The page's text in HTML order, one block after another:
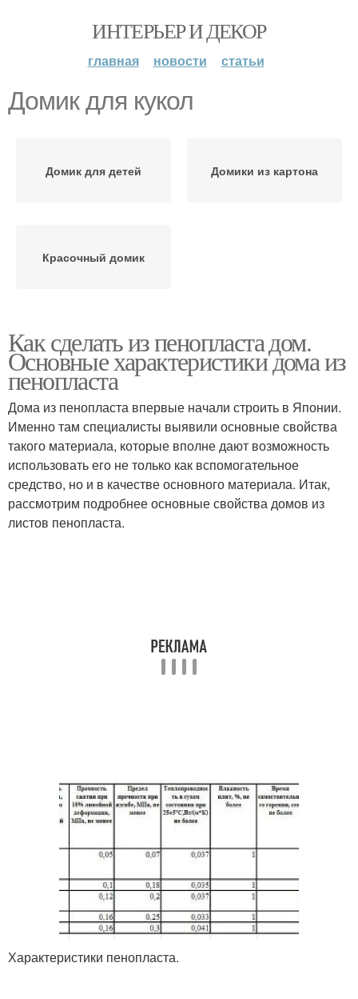
ИНТЕРЬЕР И ДЕКОР
главная новости статьи
Домик для кукол
Домик для детей Домики из картона
Красочный домик
Как сделать из пенопласта дом.
Основные характеристики дома из
пенопласта
Дома из пенопласта впервые начали строить в Японии.
Именно там специалисты выявили основные свойства
такого материала, которые вполне дают возможность
использовать его не только как вспомогательное
средство, но и в качестве основного материала. Итак,
рассмотрим подробнее основные свойства домов из
листов пенопласта.
Характеристики пенопласта.